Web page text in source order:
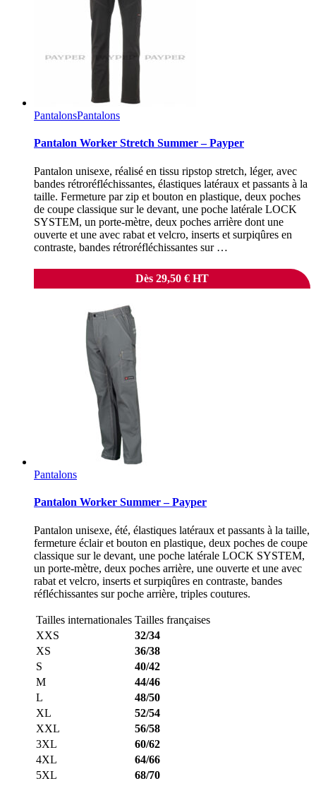
PantalonsPantalons
Pantalon Worker Stretch Summer – Payper
Pantalon unisexe, réalisé en tissu ripstop stretch, léger, avec
bandes rétroréfléchissantes, élastiques latéraux et passants à la
taille. Fermeture par zip et bouton en plastique, deux poches
de coupe classique sur le devant, une poche latérale LOCK
SYSTEM, un porte-mètre, deux poches arrière dont une
ouverte et une avec rabat et velcro, inserts et surpiqûres en
contraste, bandes rétroréfléchissantes sur …
Dès 29,50 € HT
Pantalons
Pantalon Worker Summer – Payper
Pantalon unisexe, été, élastiques latéraux et passants à la taille,
fermeture éclair et bouton en plastique, deux poches de coupe
classique sur le devant, une poche latérale LOCK SYSTEM,
un porte-mètre, deux poches arrière, une ouverte et une avec
rabat et velcro, inserts et surpiqûres en contraste, bandes
réfléchissantes sur poche arrière, triples coutures.
Tailles internationales Tailles françaises
XXS
32/34
XS
36/38
S
40/42
M
44/46
L
48/50
XL
52/54
XXL
56/58
3XL
60/62
4XL
64/66
5XL
68/70